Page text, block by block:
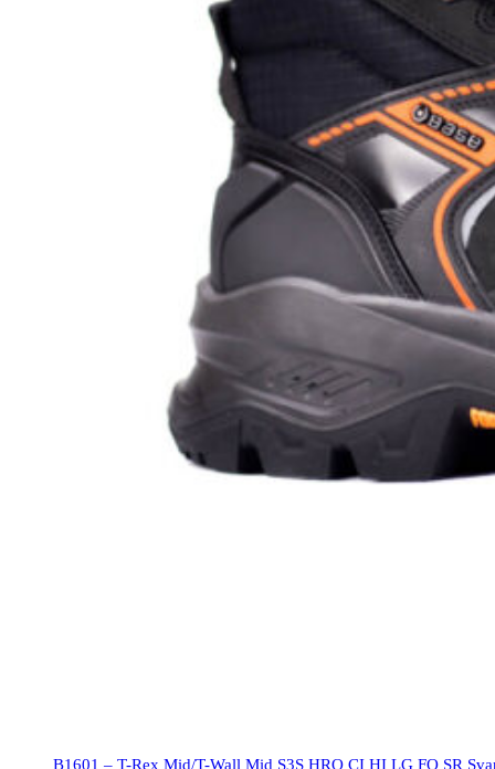
B1601 – T-Rex Mid/T-Wall Mid S3S HRO CI HI LG FO SR